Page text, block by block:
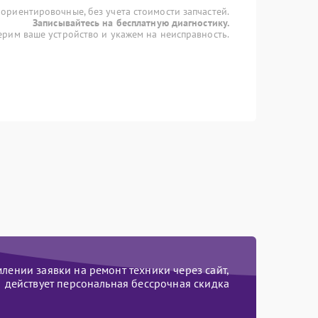
без учета стоимости запчастей.
Записывайтесь на бесплатную диагностику.
ваше устройство и укажем на неисправность.
заявки на ремонт техники через сайт,
действует персональная бессрочная скидка